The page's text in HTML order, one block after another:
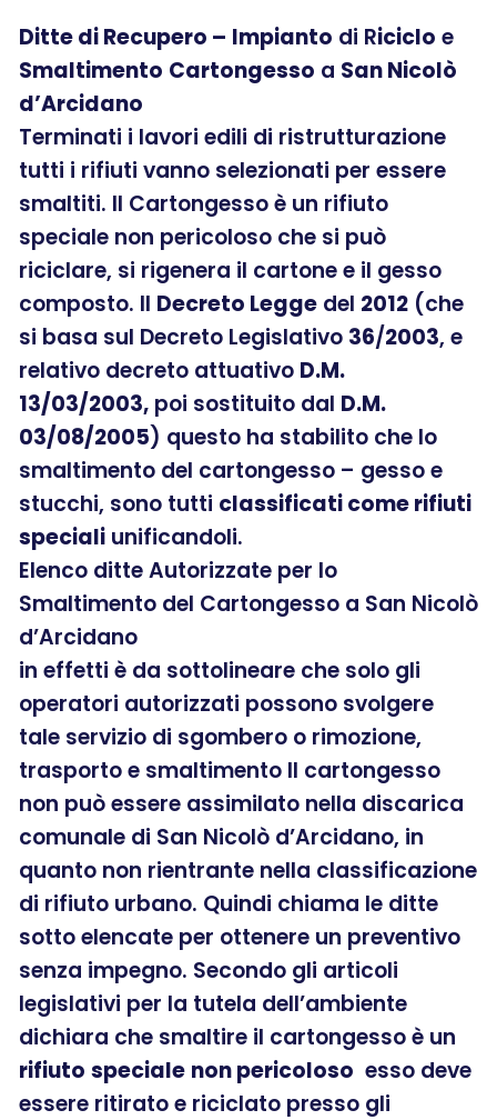
Ditte di Recupero – Impianto di Riciclo e
Smaltimento Cartongesso a San Nicolò
d’Arcidano
Terminati i lavori edili di ristrutturazione
tutti i rifiuti vanno selezionati per essere
smaltiti. Il Cartongesso è un rifiuto
speciale non pericoloso che si può
riciclare, si rigenera il cartone e il gesso
composto. Il Decreto Legge del 2012 (che
si basa sul Decreto Legislativo 36/2003, e
relativo decreto attuativo D.M.
13/03/2003, poi sostituito dal D.M.
03/08/2005) questo ha stabilito che lo
smaltimento del cartongesso – gesso e
stucchi, sono tutti classificati come rifiuti
speciali unificandoli.
Elenco ditte Autorizzate per lo
Smaltimento del Cartongesso a San Nicolò
d’Arcidano
in effetti è da sottolineare che solo gli
operatori autorizzati possono svolgere
tale servizio di sgombero o rimozione,
trasporto e smaltimento Il cartongesso
non può essere assimilato nella discarica
comunale di San Nicolò d’Arcidano, in
quanto non rientrante nella classificazione
di rifiuto urbano. Quindi chiama le ditte
sotto elencate per ottenere un preventivo
senza impegno. Secondo gli articoli
legislativi per la tutela dell’ambiente
dichiara che smaltire il cartongesso è un
rifiuto speciale non pericoloso esso deve
essere ritirato e riciclato presso gli